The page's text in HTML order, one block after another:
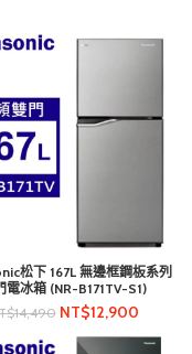
松下 167L 無邊框鋼板系列
電冰箱 (NR-B171TV-S1)
14,490 NT$12,900